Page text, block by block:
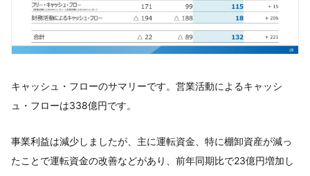
キャッシュ・フローのサマリーです。営業活動によるキャッシ
ュ・フローは338億円です。
事業利益は減少しましたが、主に運転資金、特に棚卸資産が減っ
たことで運転資金の改善などがあり、前年同期比で23億円増加し